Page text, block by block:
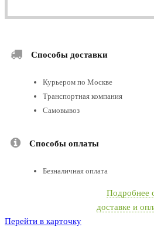
Способы доставки
Курьером по Москве
Транспортная компания
Самовывоз
Способы оплаты
Безналичная оплата
Подробнее
доставке и
Перейти в карточку